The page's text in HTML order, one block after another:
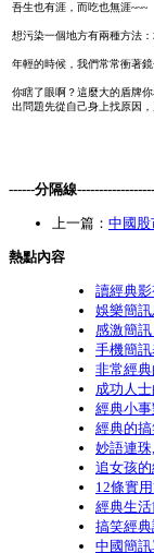
吾生也有涯，而吃也無涯~~~
想污染一個地方有兩種方法：
年輕的時候，我們常常衝著
你瞎了眼啊？這麼大的盾牌
出問題先從自己身上找原因
------分隔線
上一篇： 中國股
熱點內容
讀經典
娛樂簡訊
感激簡訊
手機簡
非常經
成功人
經典小
經典的
妙語連
追女孩
12條實
經典生
搞笑經
中國簡